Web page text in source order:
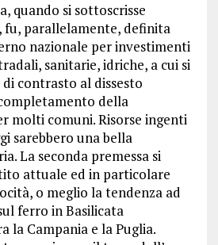
quando si sottoscrisse
fu, parallelamente, definita
nazionale per investimenti
sanitarie, idriche, a cui si
contrasto al dissesto
della
molti comuni. Risorse ingenti
sarebbero una bella
La seconda premessa si
attuale ed in particolare
o meglio la tendenza ad
ferro in Basilicata
la Campania e la Puglia.